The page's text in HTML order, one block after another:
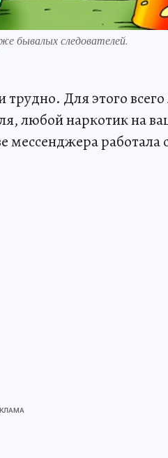
бывалых следователей.
трудно. Для этого
любой наркотик на
мессенджера работала